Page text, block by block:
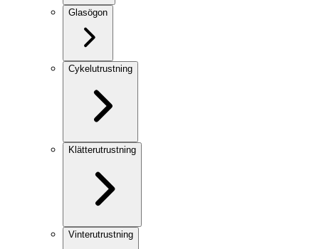
Glasögon
Cykelutrustning
Klätterutrustning
Vinterutrustning